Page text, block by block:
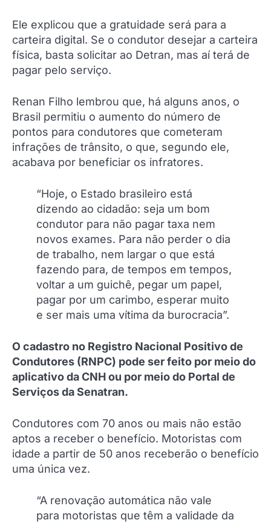
Ele explicou que a gratuidade será para a
carteira digital. Se o condutor desejar a carteira
física, basta solicitar ao Detran, mas aí terá de
pagar pelo serviço.
Renan Filho lembrou que, há alguns anos, o
Brasil permitiu o aumento do número de
pontos para condutores que cometeram
infrações de trânsito, o que, segundo ele,
acabava por beneficiar os infratores.
“Hoje, o Estado brasileiro está
dizendo ao cidadão: seja um bom
condutor para não pagar taxa nem
novos exames. Para não perder o dia
de trabalho, nem largar o que está
fazendo para, de tempos em tempos,
voltar a um guichê, pegar um papel,
pagar por um carimbo, esperar muito
e ser mais uma vítima da burocracia”.
O cadastro no Registro Nacional Positivo de
Condutores (RNPC) pode ser feito por meio do
aplicativo da CNH ou por meio do Portal de
Serviços da Senatran.
Condutores com 70 anos ou mais não estão
aptos a receber o benefício. Motoristas com
idade a partir de 50 anos receberão o benefício
uma única vez.
“A renovação automática não vale
para motoristas que têm a validade da